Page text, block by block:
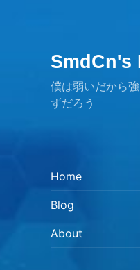
SmdCn's
僕は弱いだから
ずだろう
Home
Blog
About